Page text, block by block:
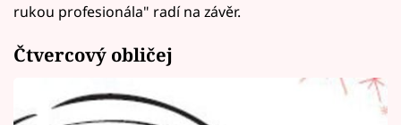
rukou profesionála" radí na závěr.
Čtvercový obličej